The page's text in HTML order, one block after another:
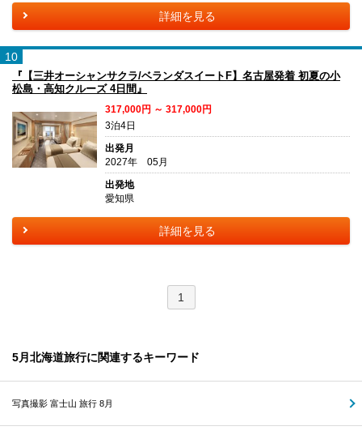
詳細を見る
10
『【三井オーシャンサクラ/ベランダスイートF】名古屋発着 初夏の小
松島・高知クルーズ 4日間』
317,000円 ～ 317,000円
3泊4日
出発月
2027年 05月
出発地
愛知県
詳細を見る
1
5月北海道旅行に関連するキーワード
写真撮影 富士山 旅行 8月